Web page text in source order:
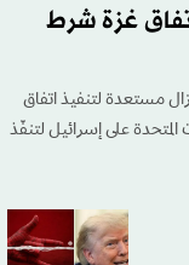
غزة شرط
مستعدة لتنفيذ اتفاق
على إسرائيل لتنفّذ